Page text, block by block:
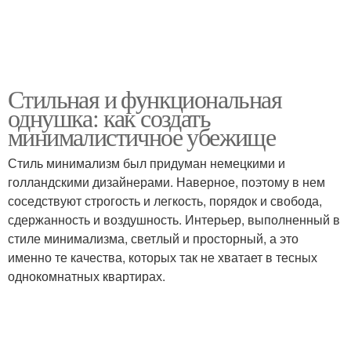
Стильная и функциональная
однушка: как создать
минималистичное убежище
Стиль минимализм был придуман немецкими и
голландскими дизайнерами. Наверное, поэтому в нем
соседствуют строгость и легкость, порядок и свобода,
сдержанность и воздушность. Интерьер, выполненный в
стиле минимализма, светлый и просторный, а это
именно те качества, которых так не хватает в тесных
однокомнатных квартирах.